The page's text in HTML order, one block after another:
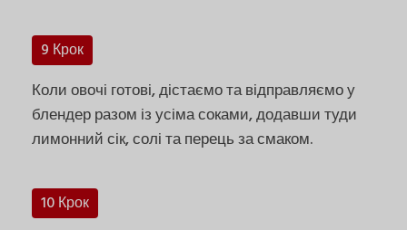
9 Крок
Коли овочі готові, дістаємо та відправляємо у
блендер разом із усіма соками, додавши туди
лимонний сік, солі та перець за смаком.
10 Крок